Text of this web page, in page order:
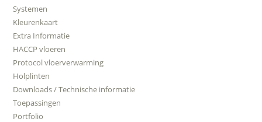
Systemen
Kleurenkaart
Extra Informatie
HACCP vloeren
Protocol vloerverwarming
Holplinten
Downloads / Technische informatie
Toepassingen
Portfolio